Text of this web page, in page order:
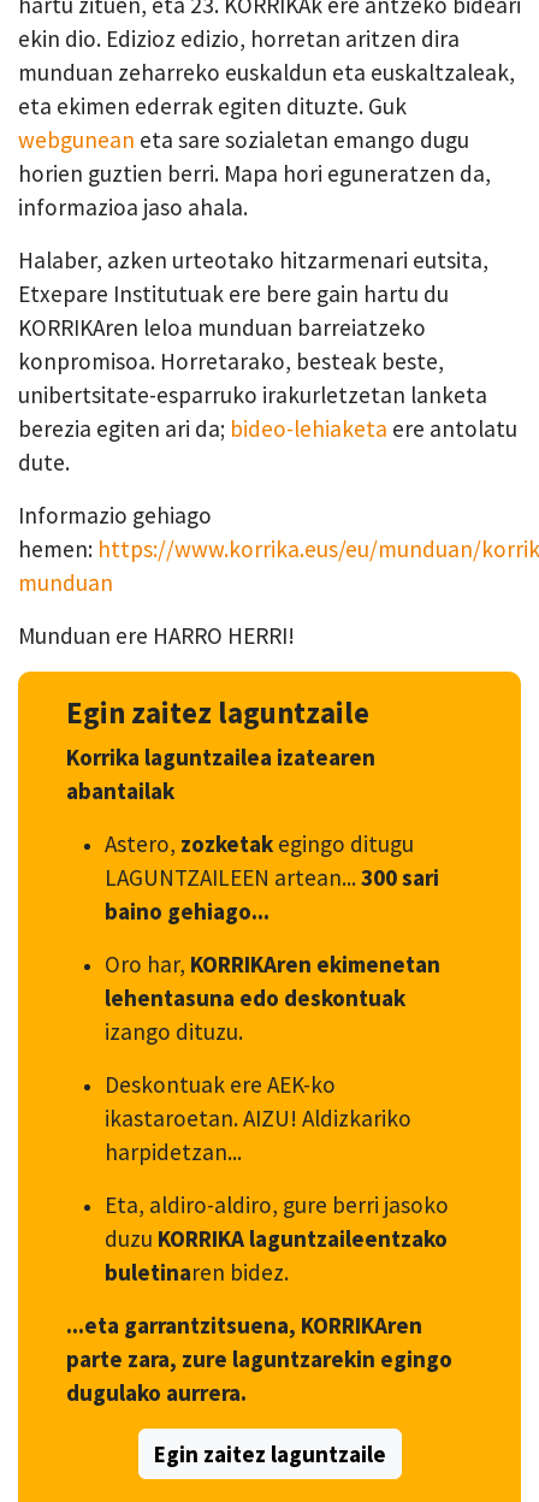
ekin dio. Edizioz edizio, horretan aritzen dira
munduan zeharreko euskaldun eta euskaltzaleak,
eta ekimen ederrak egiten dituzte. Guk
webgunean eta sare sozialetan emango dugu
horien guztien berri. Mapa hori eguneratzen da,
informazioa jaso ahala.
Halaber, azken urteotako hitzarmenari eutsita,
Etxepare Institutuak ere bere gain hartu du
KORRIKAren leloa munduan barreiatzeko
konpromisoa. Horretarako, besteak beste,
unibertsitate-esparruko irakurletzetan lanketa
berezia egiten ari da; bideo-lehiaketa ere antolatu
dute.
Informazio gehiago
hemen: https://www.korrika.eus/eu/munduan/
munduan
Munduan ere HARRO HERRI!
Egin zaitez laguntzaile
Korrika laguntzailea izatearen
abantailak
Astero, zozketak egingo ditugu
LAGUNTZAILEEN artean...300 sari
baino gehiago...
Oro har, KORRIKAren ekimenetan
lehentasuna edo deskontuak
izango dituzu.
Deskontuak ere AEK-ko
ikastaroetan. AIZU! Aldizkariko
harpidetzan...
Eta, aldiro-aldiro, gure berri jasoko
duzu KORRIKA laguntzaileentzako
buletinaren bidez.
...eta garrantzitsuena, KORRIKAren
parte zara, zure laguntzarekin egingo
dugulako aurrera.
Egin zaitez laguntzaile